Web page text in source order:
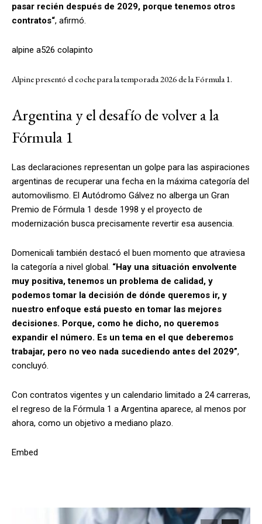
pasar recién después de 2029, porque tenemos otros
contratos“, afirmó.
alpine a526 colapinto
Alpine presentó el coche para la temporada 2026 de la Fórmula 1.
Argentina y el desafío de volver a la
Fórmula 1
Las declaraciones representan un golpe para las aspiraciones
argentinas de recuperar una fecha en la máxima categoría del
automovilismo. El Autódromo Gálvez no alberga un Gran
Premio de Fórmula 1 desde 1998 y el proyecto de
modernización busca precisamente revertir esa ausencia.
Domenicali también destacó el buen momento que atraviesa
la categoría a nivel global. “Hay una situación envolvente
muy positiva, tenemos un problema de calidad, y
podemos tomar la decisión de dónde queremos ir, y
nuestro enfoque está puesto en tomar las mejores
decisiones. Porque, como he dicho, no queremos
expandir el número. Es un tema en el que deberemos
trabajar, pero no veo nada sucediendo antes del 2029”,
concluyó.
Con contratos vigentes y un calendario limitado a 24 carreras,
el regreso de la Fórmula 1 a Argentina aparece, al menos por
ahora, como un objetivo a mediano plazo.
Embed